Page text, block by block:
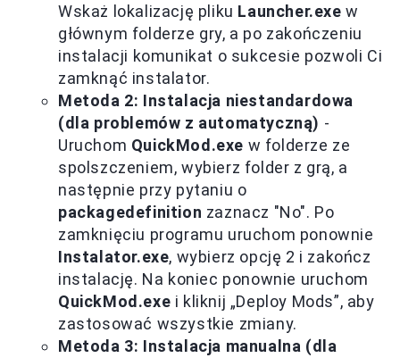
Wskaż lokalizację pliku Launcher.exe w
głównym folderze gry, a po zakończeniu
instalacji komunikat o sukcesie pozwoli Ci
zamknąć instalator.
Metoda 2: Instalacja niestandardowa
(dla problemów z automatyczną) -
Uruchom QuickMod.exe w folderze ze
spolszczeniem, wybierz folder z grą, a
następnie przy pytaniu o
packagedefinition zaznacz "No". Po
zamknięciu programu uruchom ponownie
Instalator.exe, wybierz opcję 2 i zakończ
instalację. Na koniec ponownie uruchom
QuickMod.exe i kliknij „Deploy Mods”, aby
zastosować wszystkie zmiany.
Metoda 3: Instalacja manualna (dla